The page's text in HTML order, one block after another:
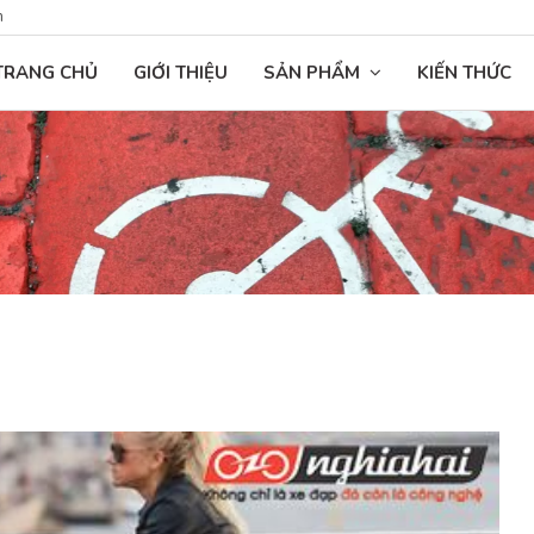
CHỦ GIỚI THIỆU SẢN PHẨM KIẾN THỨC